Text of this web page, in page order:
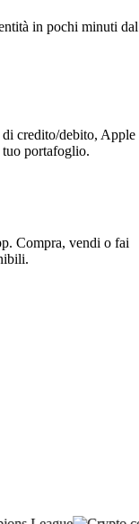
in pochi minuti dal
credito/debito, Apple
portafoglio.
Compra, vendi o fai